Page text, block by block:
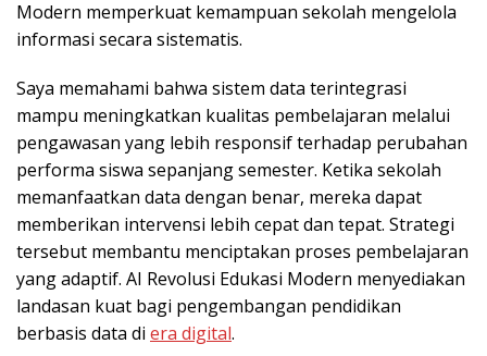
Modern memperkuat kemampuan sekolah mengelola
informasi secara sistematis.
Saya memahami bahwa sistem data terintegrasi
mampu meningkatkan kualitas pembelajaran melalui
pengawasan yang lebih responsif terhadap perubahan
performa siswa sepanjang semester. Ketika sekolah
memanfaatkan data dengan benar, mereka dapat
memberikan intervensi lebih cepat dan tepat. Strategi
tersebut membantu menciptakan proses pembelajaran
yang adaptif. AI Revolusi Edukasi Modern menyediakan
landasan kuat bagi pengembangan pendidikan
berbasis data di era digital.